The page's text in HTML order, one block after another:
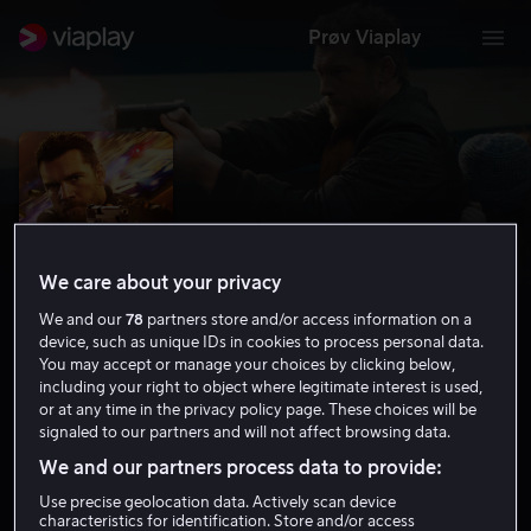
Prøv Viaplay
The Hunter's Prayer
5.6 Thriller Action 2017 1 t 27 min
15 år
HD
We care about your privacy
We and our78 partners store and/or access information on a
device, such as unique IDs in cookies to process personal data.
You may accept or manage your choices by clicking below,
including your right to object where legitimate interest is used,
or at any time in the privacy policy page. These choices will be
signaled to our partners and will not affect browsing data.
We and our partners process data to provide:
Use precise geolocation data. Actively scan device
characteristics for identification. Store and/or access